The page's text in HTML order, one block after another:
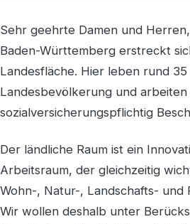
Sehr geehrte Damen und
Baden-Württemberg erstreckt
Landesfläche. Hier leben rund
Landesbevölkerung und
sozialversicherungspflichtig
Der ländliche Raum ist ein
Arbeitsraum, der gleichzeitig
Wohn-, Natur-, Landschafts- und
Wir wollen deshalb unter